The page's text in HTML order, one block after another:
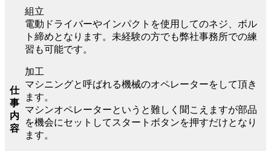
仕
事
内
容
組立
電動ドライバーやインパクトを使用してのネジ、ボル
ト締めとなります。未経験の方でも弊社事務所での練
習も可能です。
加工
マシニングと呼ばれる機械のオペレーターをして頂き
ます。
マシンオペレーターというと難しく聞こえますが部品
を機会にセットしてスタートボタンを押すだけとなり
ます。